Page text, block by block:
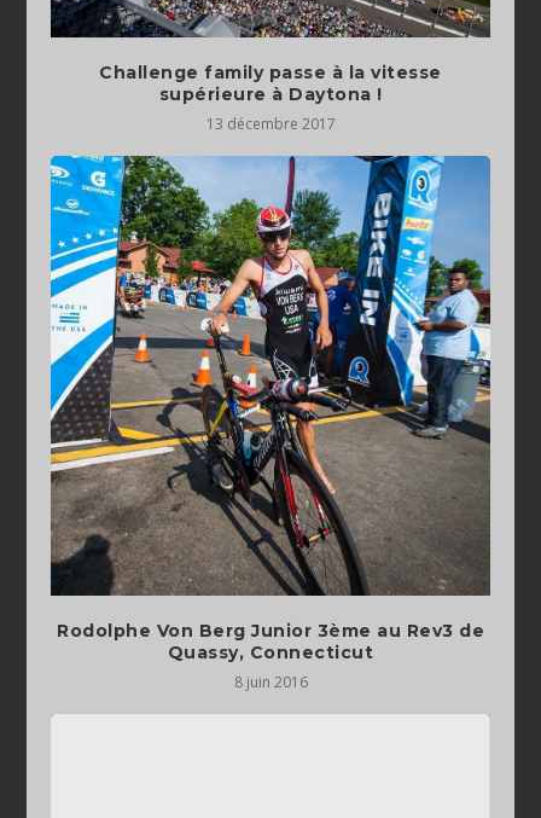
Challenge family passe à la vitesse
supérieure à Daytona !
13 décembre 2017
Rodolphe Von Berg Junior 3ème au Rev3 de
Quassy, Connecticut
8 juin 2016